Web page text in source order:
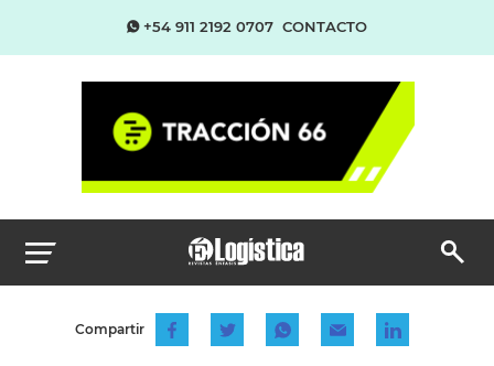
+54 911 2192 0707 CONTACTO
Compartir